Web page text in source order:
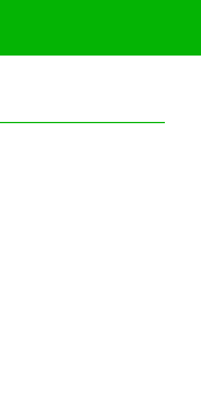
dòng suối nước
tháng 11 này